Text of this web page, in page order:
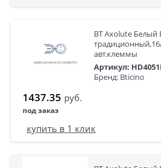
BT Axolute
авт.клеммы
Артикул:
Бренд: Bticino
1437.35 руб.
под заказ
купить в 1 клик